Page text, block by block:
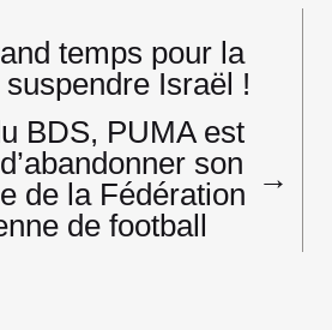
temps pour la
suspendre Israël !
BDS, PUMA est
son
de la Fédération
de football
→